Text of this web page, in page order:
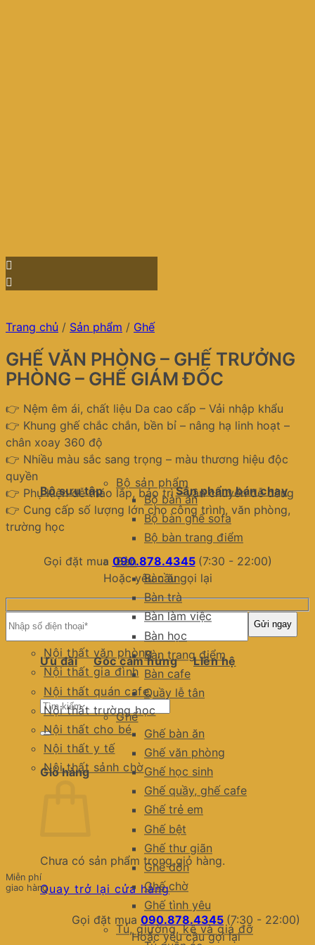
Bộ sản phẩm
Bộ bàn ăn
Bộ bàn ghế sofa
Bộ bàn trang điểm
Bàn
Bàn ăn
Bàn trà
Bàn làm việc
Bàn học
Bàn trang điểm
Bàn cafe
Quầy lễ tân
Ghế
Ghế bàn ăn
Ghế văn phòng
Ghế học sinh
Ghế quầy, ghế cafe
Ghế trẻ em
Ghế bệt
Ghế thư giãn
Ghế đôn
Ghế chờ
Ghế tình yêu
Tủ, giường, kệ và giá đỡ
Bộ sưu tập
Nội thất văn phòng
Nội thất gia đình
Nội thất quán cafe
Nội thất trường học
Nội thất cho bé
Nội thất y tế
Nội thất sảnh chờ
Sản phẩm bán chạy
Ưu đãi Góc cảm hứng Liên hệ
Tìm
kiếm:
Giỏ hàng
Chưa có sản phẩm trong giỏ hàng.
Quay trở lại cửa hàng
Gọi đặt mua 090.878.4345 (7:30 - 22:00)
Hoặc yêu cầu gọi lại
Trang chủ / Sản phẩm / Ghế
GHẾ VĂN PHÒNG – GHẾ TRƯỞNG
PHÒNG – GHẾ GIÁM ĐỐC
👉 Nệm êm ái, chất liệu Da cao cấp – Vải nhập khẩu
👉 Khung ghế chắc chắn, bền bỉ – nâng hạ linh hoạt –
chân xoay 360 độ
👉 Nhiều màu sắc sang trọng – màu thương hiệu độc
quyền
👉 Phụ kiện dễ tháo lắp, bảo trì – vận chuyển dễ dàng
👉 Cung cấp số lượng lớn cho công trình, văn phòng,
trường học
Gọi đặt mua 090.878.4345 (7:30 - 22:00)
Hoặc yêu cầu gọi lại
Miễn phí
giao hàng